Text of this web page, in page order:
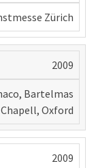
Zürich
2009
Bartelmas
Chapell, Oxford
2009